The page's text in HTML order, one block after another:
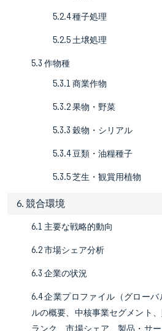
5.2.4 種子処理
5.2.5 土壌処理
5.3 作物種
5.3.1 商業作物
5.3.2 果物・野菜
5.3.3 穀物・シリアル
5.3.4 豆類・油糧種子
5.3.5 芝生・観賞用植物
6. 競合環境
6.1 主要な戦略的動向
6.2 市場シェア分析
6.3 企業の状況
6.4 企業プロファイル（グロー
ルの概要、中核事業セグメント
ランク、市場シェア、製品・サ